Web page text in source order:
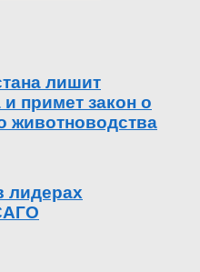
лишит
примет закон о
животноводства
лидерах